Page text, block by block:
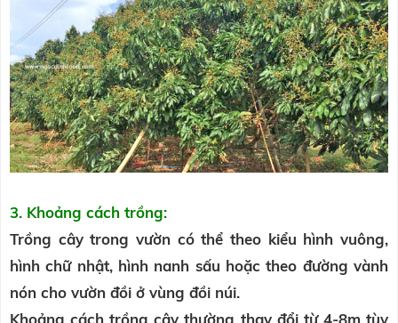
3. Khoảng cách trồng:
Trồng cây trong vườn có thể theo kiểu hình vuông,
hình chữ nhật, hình nanh sấu hoặc theo đường vành
nón cho vườn đồi ở vùng đồi núi.